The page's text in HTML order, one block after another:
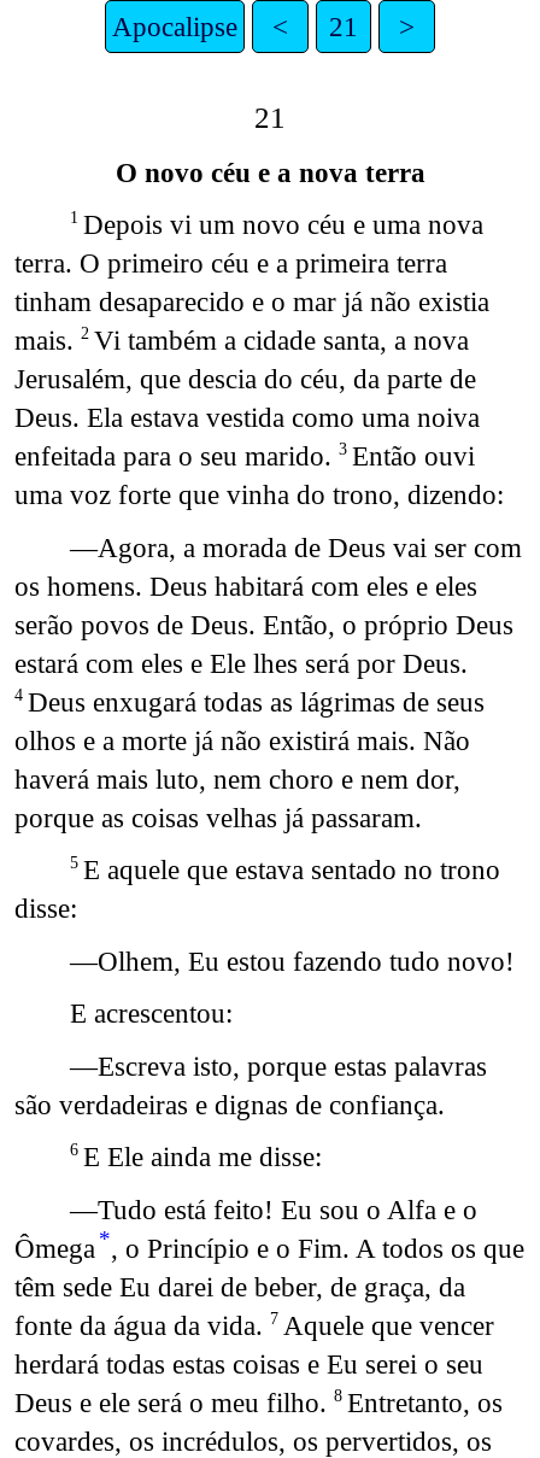
Apocalipse < 21 >
21
O novo céu e a nova terra
1 Depois vi um novo céu e uma nova
terra. O primeiro céu e a primeira terra
tinham desaparecido e o mar já não existia
mais. 2 Vi também a cidade santa, a nova
Jerusalém, que descia do céu, da parte de
Deus. Ela estava vestida como uma noiva
enfeitada para o seu marido. 3 Então ouvi
uma voz forte que vinha do trono, dizendo:
—Agora, a morada de Deus vai ser com
os homens. Deus habitará com eles e eles
serão povos de Deus. Então, o próprio Deus
estará com eles e Ele lhes será por Deus.
4 Deus enxugará todas as lágrimas de seus
olhos e a morte já não existirá mais. Não
haverá mais luto, nem choro e nem dor,
porque as coisas velhas já passaram.
5 E aquele que estava sentado no trono
disse:
—Olhem, Eu estou fazendo tudo novo!
E acrescentou:
—Escreva isto, porque estas palavras
são verdadeiras e dignas de confiança.
6 E Ele ainda me disse:
—Tudo está feito! Eu sou o Alfa e o
Ômega *, o Princípio e o Fim. A todos os que
têm sede Eu darei de beber, de graça, da
fonte da água da vida. 7 Aquele que vencer
herdará todas estas coisas e Eu serei o seu
Deus e ele será o meu filho. 8 Entretanto, os
covardes, os incrédulos, os pervertidos, os